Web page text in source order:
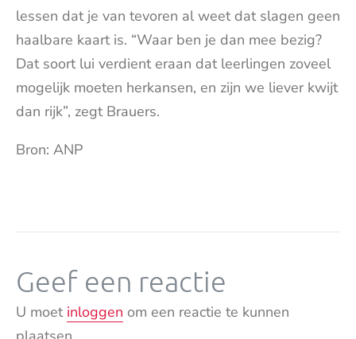
lessen dat je van tevoren al weet dat slagen geen
haalbare kaart is. “Waar ben je dan mee bezig?
Dat soort lui verdient eraan dat leerlingen zoveel
mogelijk moeten herkansen, en zijn we liever kwijt
dan rijk”, zegt Brauers.
Bron: ANP
Geef een reactie
U moet inloggen om een reactie te kunnen